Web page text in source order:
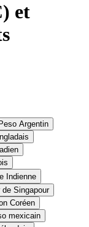
et
Argentin
Indienne
Singapour
Coréen
mexicain